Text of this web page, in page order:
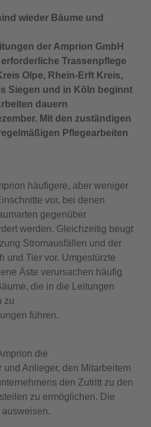
wieder Bäume und
der Amprion GmbH
Trassenpflege
Olpe, Rhein-Erft Kreis,
Siegen und in Köln beginnt
dauern
Mit den zuständigen
Pflegearbeiten
häufigere, aber weniger
vor, bei denen
gegenüber
werden. Gleichzeitig beugt
Stromausfällen und der
und Tier vor. Umgestürzte
Äste verursachen häufig
die in die Leitungen
zu
führen.
die
und Anlieger, den Mitarbeitern
den Zutritt zu den
zu ermöglichen. Die